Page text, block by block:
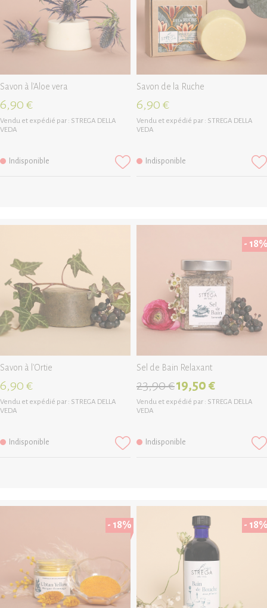
Savon à l'Aloe vera
6,90 €
Vendu et expédié par : STREGA DELLA
VEDA
Indisponible
Savon de la Ruche
6,90 €
Vendu et expédié par : STREGA DELLA
VEDA
Indisponible
Savon à l'Ortie
6,90 €
Vendu et expédié par : STREGA DELLA
VEDA
Indisponible
-
Sel de Bain Relaxant
23,90 €19,50 €
Vendu et expédié par : STREGA DELLA
VEDA
Indisponible
- 18% -